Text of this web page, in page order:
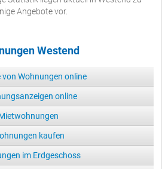
Angebote vor.
Westend
von Wohnungen online
online
kaufen
im Erdgeschoss